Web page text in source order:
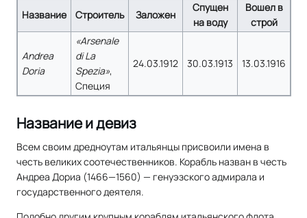
Название Строитель Заложен
Спущен
на воду
Вошел в
строй
Andrea
Doria
«Arsenale
di La
Spezia»,
Специя
24.03.1912 30.03.1913 13.03.1916
Название и девиз
Всем своим дредноутам итальянцы присвоили имена в
честь великих соотечественников. Корабль назван в честь
Андреа Дориа (1466—1560) — генуэзского адмирала и
государственного деятеля.